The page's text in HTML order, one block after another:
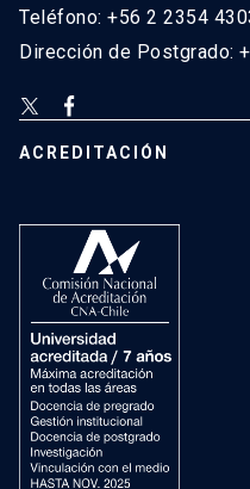
Teléfono: +56 2 2354
Dirección de Postgrado:
ACREDITACIÓN